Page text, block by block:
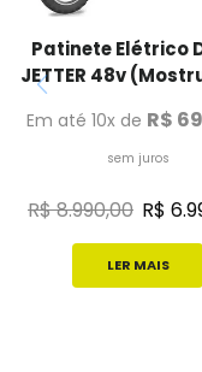
Patinete Elétrico
JETTER 48v
Em até 10x de R$
sem juros
R$8.990,00 R$
LER MAIS